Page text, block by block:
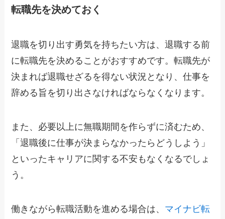
転職先を決めておく
退職を切り出す勇気を持ちたい方は、退職する前
に転職先を決めることがおすすめです。転職先が
決まれば退職せざるを得ない状況となり、仕事を
辞める旨を切り出さなければならなくなります。
また、必要以上に無職期間を作らずに済むため、
「退職後に仕事が決まらなかったらどうしよう」
といったキャリアに関する不安もなくなるでしょ
う。
働きながら転職活動を進める場合は、 マイナビ転